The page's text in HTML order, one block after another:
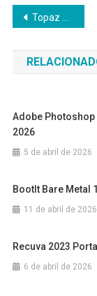
de
Post
Topaz AI Portable + Keygen [Patch] x86x64 Lifetime Verified
Adobe
2026
5 de abril de 2026
BootIt Bare Metal
11 de abril de 2026
Recuva 2023
6 de abril de 2026